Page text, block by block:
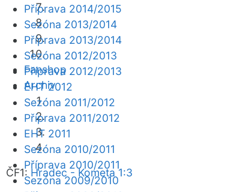
Fanshop
Archiv
ČF1: Hradec - Kometa 1:3
Příprava 2014/2015
Sezóna 2013/2014
Příprava 2013/2014
Sezóna 2012/2013
Příprava 2012/2013
EHT 2012
Sezóna 2011/2012
Příprava 2011/2012
EHT 2011
Sezóna 2010/2011
Příprava 2010/2011
Sezóna 2009/2010